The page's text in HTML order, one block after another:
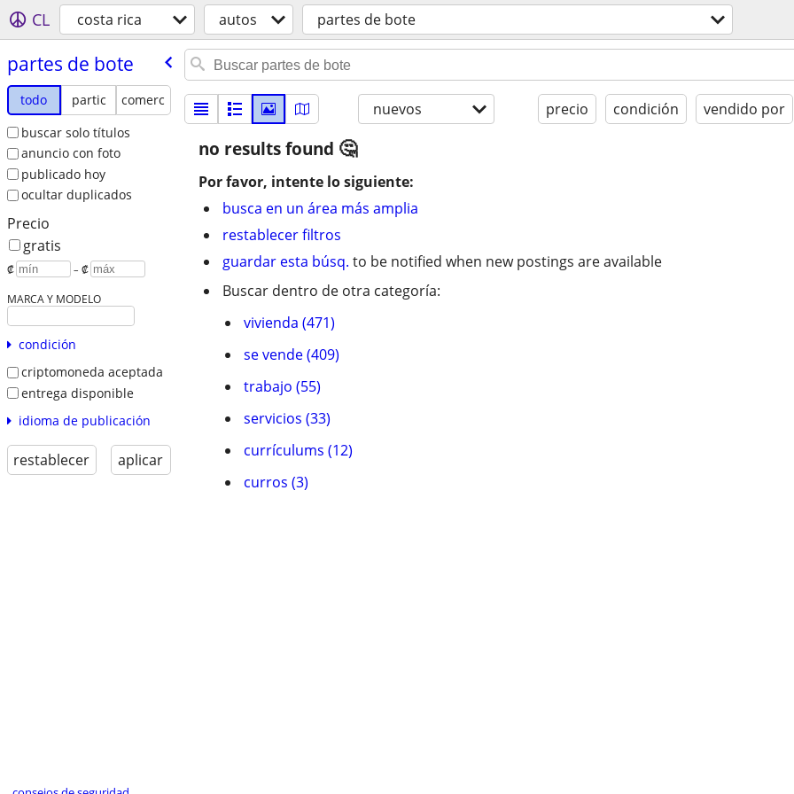
CL costa rica autos partes de bote
partes de bote
todo partic
comerc
buscar solo títulos
anuncio con foto
publicado hoy
ocultar duplicados
Precio
gratis
₡ – ₡
MARCA Y MODELO
condición
criptomoneda aceptada
entrega disponible
idioma de publicación
restablecer aplicar
nuevos precio condición vendido por
no results found
Por favor, intente lo siguiente:
busca en un área más amplia
restablecer filtros
guardar esta búsq. to be notified when new postings are available
Buscar dentro de otra categoría:
vivienda (471)
se vende (409)
trabajo (55)
servicios (33)
currículums (12)
curros (3)